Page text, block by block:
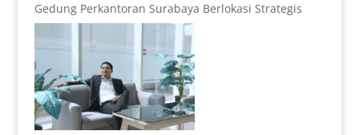
Gedung Perkantoran Surabaya Berlokasi Strategis